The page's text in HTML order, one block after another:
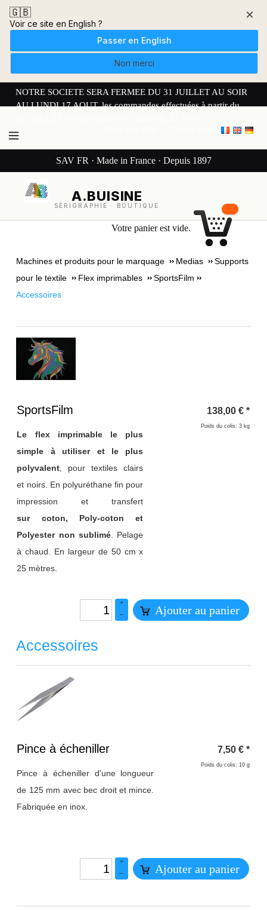
🇬🇧
Voir ce site en English ?
Passer en English
Non merci
×
NOTRE SOCIETE SERA FERMEE DU 31 JUILLET AU SOIR
AU LUNDI 17 AOUT. les commandes effectuées à partir du
SAV FR · Made in France · Depuis 1897
A.BUISINE
SÉRIGRAPHIE · BOUTIQUE
Votre panier est vide.
Machines et produits pour le marquage Medias
Supports
pour le textile
Flex imprimables
SportsFilm
Accessoires
Titre 1
SportsFilm
Le flex imprimable le plus
simple à utiliser et le plus
polyvalent , pour textiles clairs
et noirs. En polyuréthane fin pour
impression et transfert
sur coton, Poly-coton et
Polyester non sublimé . Pelage
à chaud. En largeur de 50 cm x
25 mètres.
138,00 € *
Poids du colis: 3 kg
+
–
Ajouter au panier
Accessoires
Titre 1
Pince à écheniller
Pince à écheniller d'une longueur
de 125 mm avec bec droit et mince.
Fabriquée en inox.
7,50 € *
Poids du colis: 10 g
+
–
Ajouter au panier